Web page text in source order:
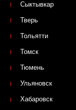
Сыктывкар
Тверь
Тольятти
Томск
Тюмень
Ульяновск
Хабаровск